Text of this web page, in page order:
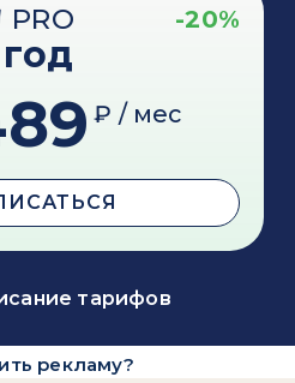
PRO -20%
год
₽ / мес
тарифов
рекламу?